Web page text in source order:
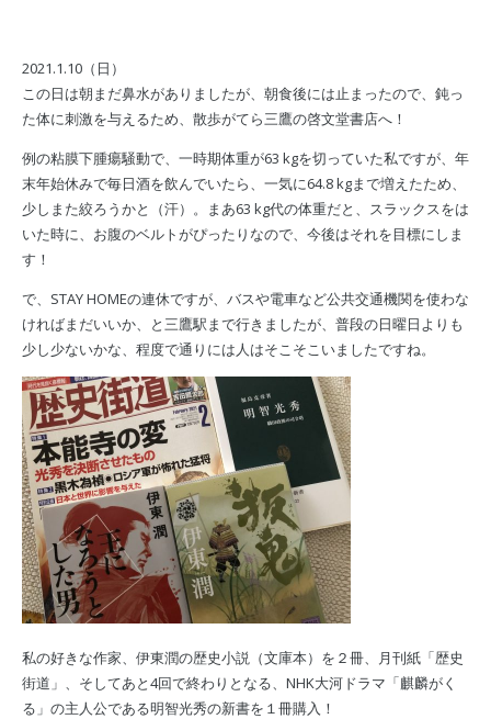
2021.1.10（日）
この日は朝まだ鼻水がありましたが、朝食後には止まったので、鈍っ
た体に刺激を与えるため、散歩がてら三鷹の啓文堂書店へ！
例の粘膜下腫瘍騒動で、一時期体重が63 kgを切っていた私ですが、年
末年始休みで毎日酒を飲んでいたら、一気に64.8 kgまで増えたため、
少しまた絞ろうかと（汗）。まあ63 kg代の体重だと、スラックスをは
いた時に、お腹のベルトがぴったりなので、今後はそれを目標にしま
す！
で、STAY HOMEの連休ですが、バスや電車など公共交通機関を使わな
ければまだいいか、と三鷹駅まで行きましたが、普段の日曜日よりも
少し少ないかな、程度で通りには人はそこそこいましたですね。
私の好きな作家、伊東潤の歴史小説（文庫本）を２冊、月刊紙「歴史
街道」、そしてあと4回で終わりとなる、NHK大河ドラマ「麒麟がく
る」の主人公である明智光秀の新書を１冊購入！